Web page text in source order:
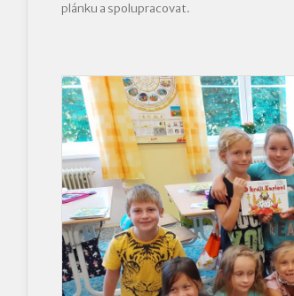
plánku a spolupracovat.